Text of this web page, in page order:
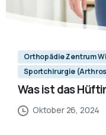
Orthopädie Zentrum
Sportchirurgie
Was ist das
Oktober 26, 2024